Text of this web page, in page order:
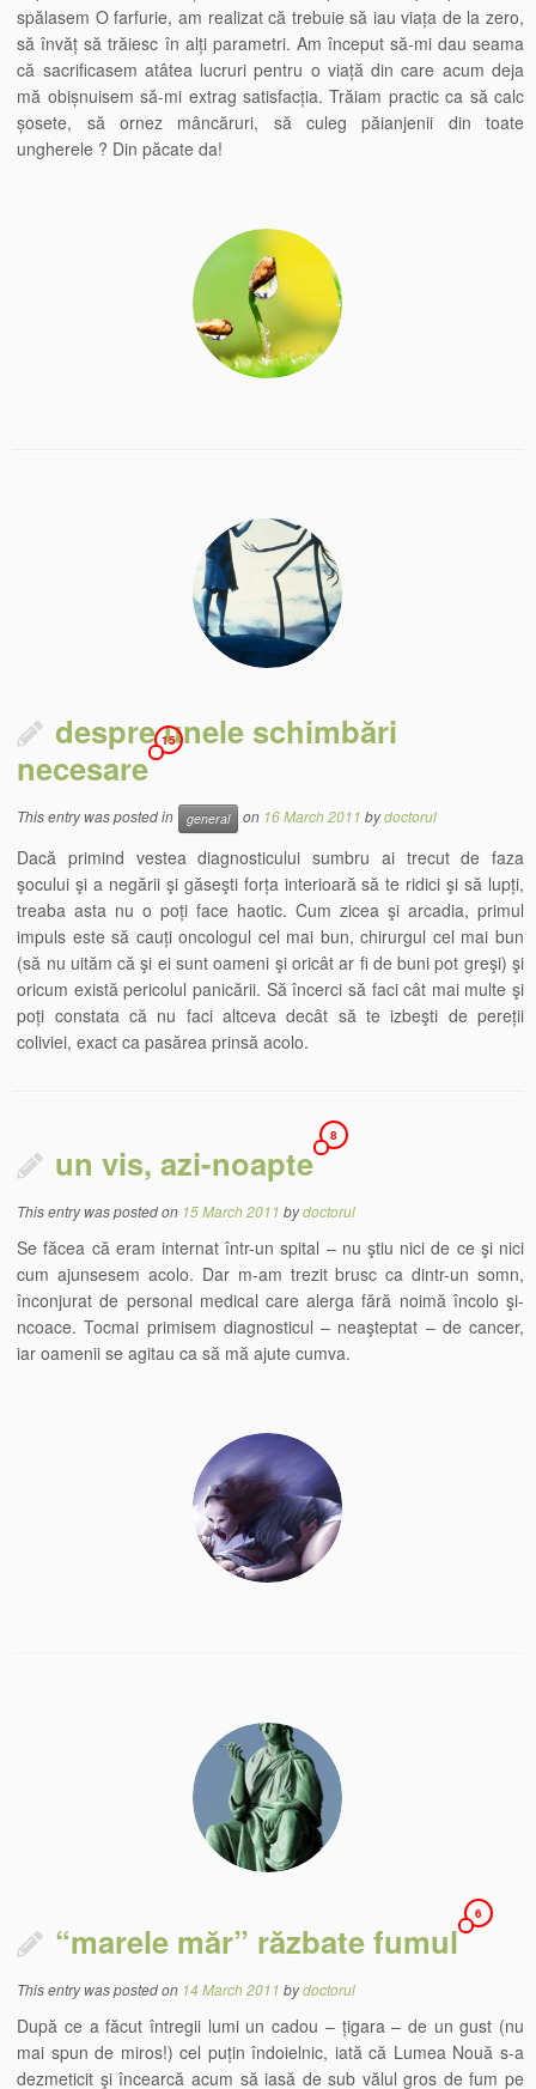
spălasem O farfurie, am realizat că trebuie să iau viața de la zero,
să învăț să trăiesc în alți parametri. Am început să-mi dau seama
că sacrificasem atâtea lucruri pentru o viață din care acum deja
mă obișnuisem să-mi extrag satisfacția. Trăiam practic ca să calc
șosete, să ornez mâncăruri, să culeg păianjenii din toate
ungherele ? Din păcate da!
despre unele schimbări
necesare
15
This entry was posted in general on 16 March 2011 bydoctorul
Dacă primind vestea diagnosticului sumbru ai trecut de faza
şocului şi a negării şi găseşti forța interioară să te ridici şi să lupți,
treaba asta nu o poți face haotic. Cum zicea şi arcadia, primul
impuls este să cauți oncologul cel mai bun, chirurgul cel mai bun
(să nu uităm că şi ei sunt oameni şi oricât ar fi de buni pot greşi) şi
oricum există pericolul panicării. Să încerci să faci cât mai multe şi
poți constata că nu faci altceva decât să te izbeşti de pereții
coliviei, exact ca pasărea prinsă acolo.
un vis, azi-noapte
8
This entry was posted on 15 March 2011 bydoctorul
Se făcea că eram internat într-un spital – nu ştiu nici de ce şi nici
cum ajunsesem acolo. Dar m-am trezit brusc ca dintr-un somn,
înconjurat de personal medical care alerga fără noimă încolo şi-
ncoace. Tocmai primisem diagnosticul – neaşteptat – de cancer,
iar oamenii se agitau ca să mă ajute cumva.
“marele măr” răzbate fumul
6
This entry was posted on 14 March 2011 bydoctorul
După ce a făcut întregii lumi un cadou – țigara – de un gust (nu
mai spun de miros!) cel puțin îndoielnic, iată că Lumea Nouă s-a
dezmeticit şi încearcă acum să iasă de sub vălul gros de fum pe